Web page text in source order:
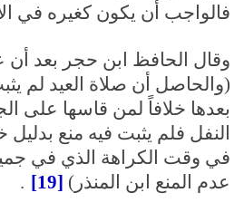
فالواجب أن يكون كغيره في
وقال الحافظ ابن حجر بعد
(والحاصل أن صلاة العيد لم
بعدها خلافاً لمن قاسها على
النفل فلم يثبت فيه منع
في وقت الكراهة الذي في
عدم المنع ابن المنذر) [19]
.